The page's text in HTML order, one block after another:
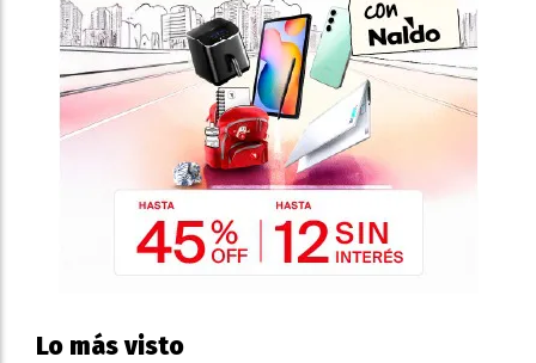
Lo más visto